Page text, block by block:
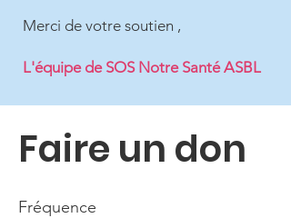
Merci de votre soutien ,
L'équipe de SOS Notre Santé ASBL
Faire un don
Fréquence